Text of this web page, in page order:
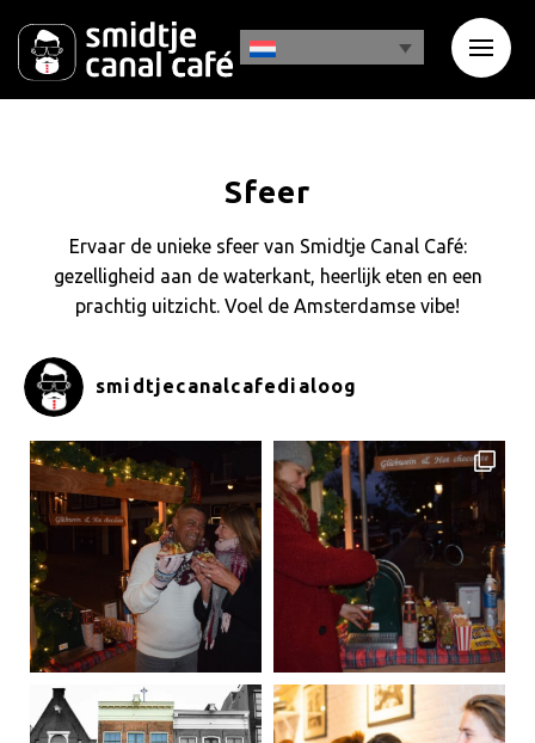
Sfeer
Ervaar de unieke sfeer van Smidtje Canal Café:
gezelligheid aan de waterkant, heerlijk eten en een
prachtig uitzicht. Voel de Amsterdamse vibe!
smidtjecanalcafedialoog